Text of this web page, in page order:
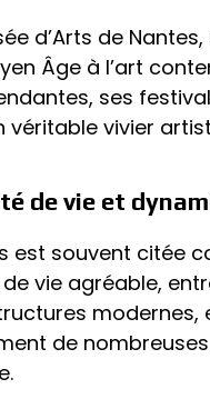
d’Arts de
Âge à l’art
ses
véritable vivier
de vie et
est souvent citée
vie agréable,
modernes,
de